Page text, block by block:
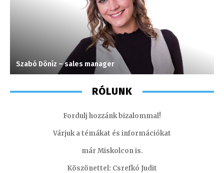
Szabó Döníz – sales manager
RÓLUNK
Fordulj hozzánk bizalommal!
Várjuk a témákat és információkat
már Miskolcon is.
Köszönettel: Csrefkó Judit